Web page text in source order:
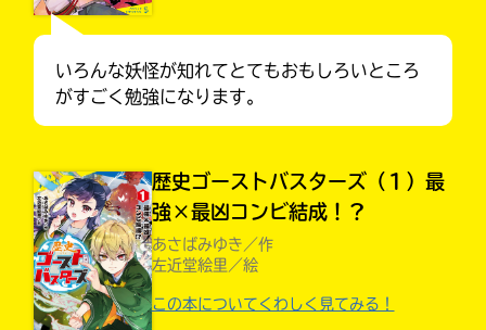
出会える
いろんな妖怪が知れてとてもおもしろいところ
がすごく勉強になります。
歴史ゴーストバスターズ（１）最
強×最凶コンビ結成！？
あさばみゆき／作
左近堂絵里／絵
この本についてくわしく見てみる！